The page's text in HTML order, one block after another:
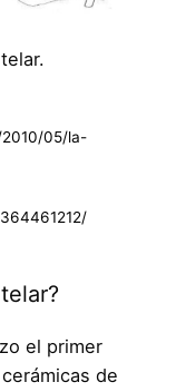
05/la-
el primer
de